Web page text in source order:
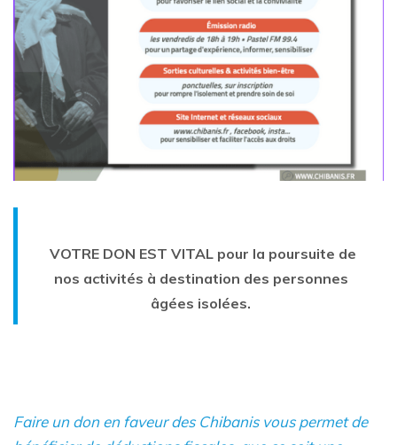
VOTRE DON EST VITAL pour la poursuite de
nos activités à destination des personnes
âgées isolées.
Faire un don en faveur des Chibanis vous permet de